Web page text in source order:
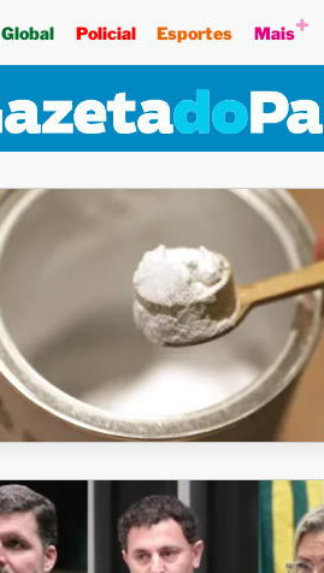
Global Policial Esportes Mais+